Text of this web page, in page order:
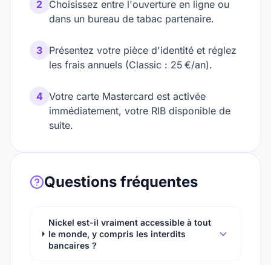
2 Choisissez entre l'ouverture en ligne ou
dans un bureau de tabac partenaire.
3 Présentez votre pièce d'identité et réglez
les frais annuels (Classic : 25 €/an).
4 Votre carte Mastercard est activée
immédiatement, votre RIB disponible de
suite.
Questions fréquentes
Nickel est-il vraiment accessible à tout
le monde, y compris les interdits
bancaires ?